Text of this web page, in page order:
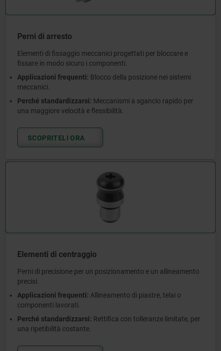
Perni di arresto
Elementi di fissaggio meccanici progettati per bloccare e
fissare in modo sicuro i componenti.
Applicazioni frequenti: Blocco della posizione nei sistemi
meccanici.
Perché standardizzarsi: Meccanismi a sgancio rapido per
una maggiore velocità e flessibilità.
SCOPRITELI ORA
Elementi di centraggio
Perni di precisione per un posizionamento e un allineamento
precisi.
Applicazioni frequenti: Allineamento di piastre, telai o
componenti lavorati.
Perché standardizzarsi: Rettifica con tolleranze limitate, per
una ripetibilità costante.